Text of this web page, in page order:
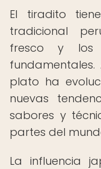
El tiradito
tradicional
fresco y los
plato ha
nuevas
sabores y
partes del
La influencia